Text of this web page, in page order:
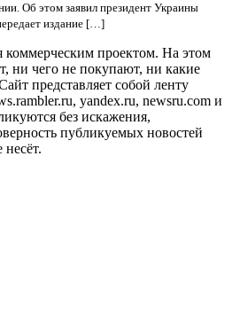
Об этом заявил президент Украины
издание […]
коммерческим проектом. На этом
ни чего не покупают, ни какие
представляет собой ленту
yandex.ru, newsru.com и
без искажения,
публикуемых новостей